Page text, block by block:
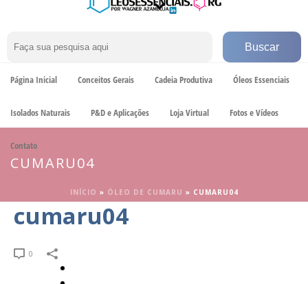
Página Inicial Conceitos Gerais Cadeia Produtiva Óleos Essenciais
Isolados Naturais P&D e Aplicações Loja Virtual Fotos e Vídeos
Contato
CUMARU04
INÍCIO » ÓLEO DE CUMARU » CUMARU04
cumaru04
0